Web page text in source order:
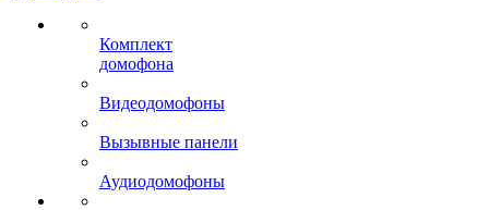
Комплект
домофона
Видеодомофоны
Вызывные панели
Аудиодомофоны